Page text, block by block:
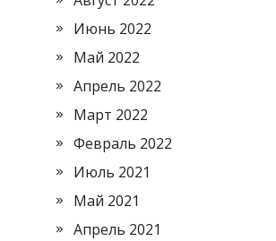
Июнь 2022
Май 2022
Апрель 2022
Март 2022
Февраль 2022
Июль 2021
Май 2021
Апрель 2021